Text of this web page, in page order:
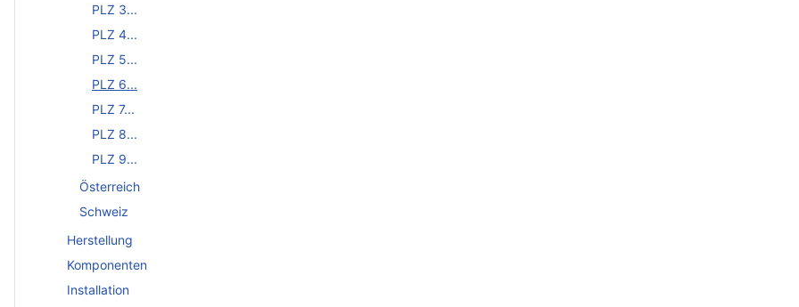
PLZ 3...
PLZ 4...
PLZ 5...
PLZ 6...
PLZ 7...
PLZ 8...
PLZ 9...
Österreich
Schweiz
Herstellung
Komponenten
Installation